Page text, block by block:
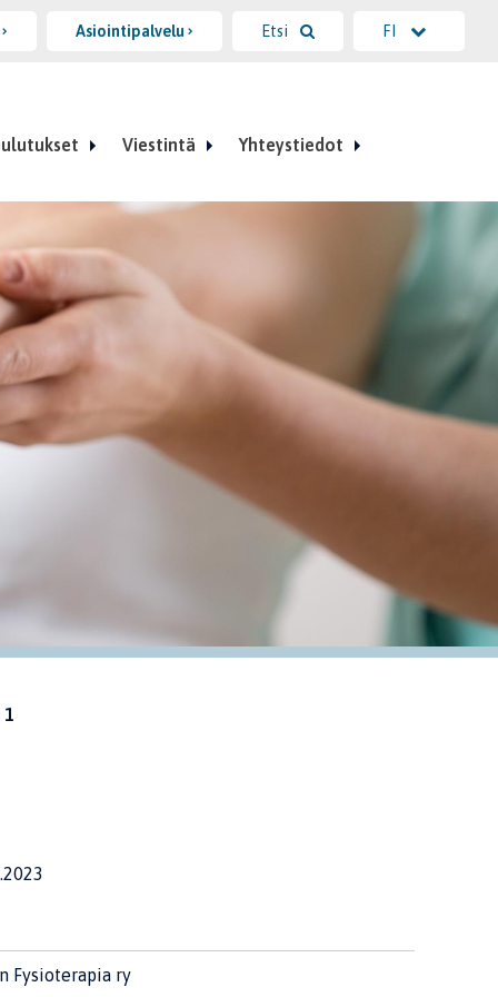
Asiointipalvelu Etsi FI
Viestintä Yhteystiedot
1
Fysioterapia ry